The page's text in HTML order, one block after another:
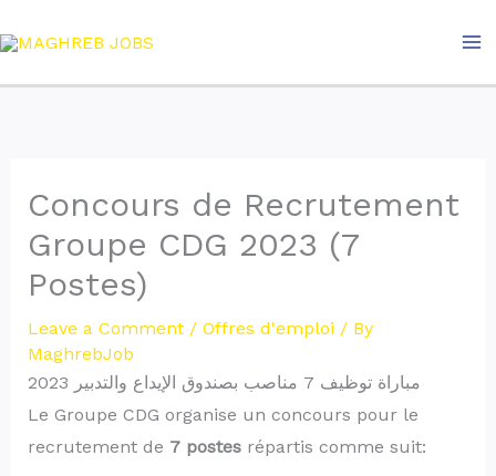
to
content
Concours de Recrutement
Groupe CDG 2023 (7
Postes)
Leave a Comment / Offres d'emploi / By
MaghrebJob
مباراة توظيف 7 مناصب بصندوق الإيداع والتدبير 2023
Le Groupe CDG organise un concours pour le
recrutement de 7 postesrépartis comme suit: